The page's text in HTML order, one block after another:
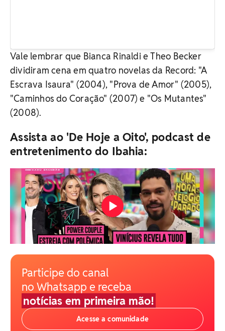
Vale lembrar que Bianca Rinaldi e Theo Becker
dividiram cena em quatro novelas da Record: "A
Escrava Isaura" (2004), "Prova de Amor" (2005),
"Caminhos do Coração" (2007) e "Os Mutantes"
(2008).
Assista ao 'De Hoje a Oito', podcast de
entretenimento do Ibahia:
Participe do canal
no Whatsapp e receba
notícias em primeira mão!
Acesse a comunidade